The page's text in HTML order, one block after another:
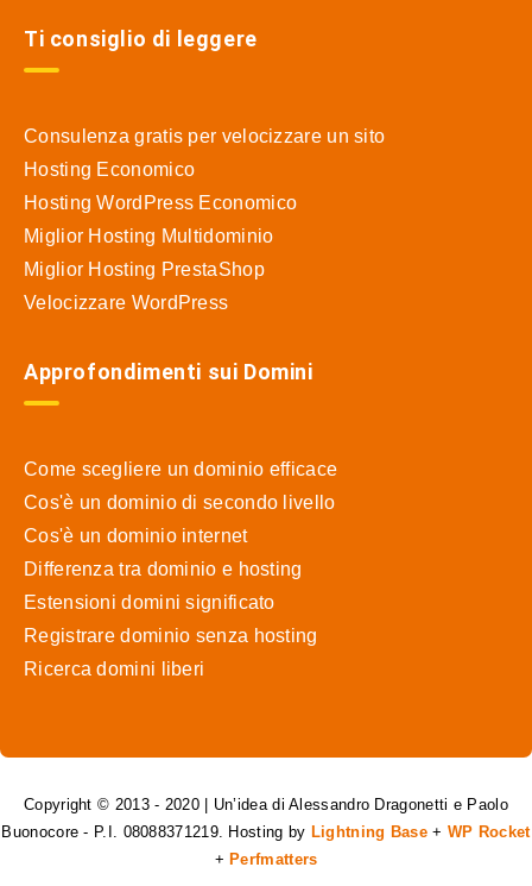
Ti consiglio di leggere
Consulenza gratis per velocizzare un sito
Hosting Economico
Hosting WordPress Economico
Miglior Hosting Multidominio
Miglior Hosting PrestaShop
Velocizzare WordPress
Approfondimenti sui Domini
Come scegliere un dominio efficace
Cos'è un dominio di secondo livello
Cos'è un dominio internet
Differenza tra dominio e hosting
Estensioni domini significato
Registrare dominio senza hosting
Ricerca domini liberi
Copyright © 2013 - 2020 | Un’idea di Alessandro Dragonetti e Paolo
Buonocore - P.I. 08088371219. Hosting by Lightning Base+ WP Rocket
+ Perfmatters